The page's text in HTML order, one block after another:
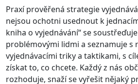
Praxí prověřená strategie
nejsou ochotni usednout k
kniha o vyjednávání“ se
problémovými lidmi a seznamuje s
vyjednávacími triky a taktikami, s
získat to, co chcete. Každý z nás
rozhoduje, snaží se vyřešit nějaký